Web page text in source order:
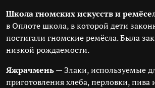
Школа гномских искусств и
в Оплоте школа, в которой дети
постигали гномские ремёсла. Была
низкой рождаемости.
Яжрачмень— Злаки, используемые
приготовления хлеба, перловки, пива